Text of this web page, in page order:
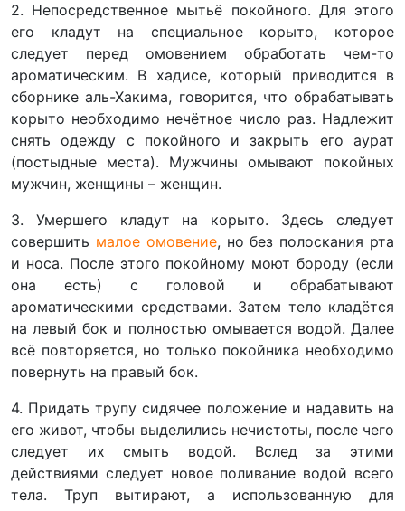
2. Непосредственное мытьё покойного. Для этого
его кладут на специальное корыто, которое
следует перед омовением обработать чем-то
ароматическим. В хадисе, который приводится в
сборнике аль-Хакима, говорится, что обрабатывать
корыто необходимо нечётное число раз. Надлежит
снять одежду с покойного и закрыть его аурат
(постыдные места). Мужчины омывают покойных
мужчин, женщины – женщин.
3. Умершего кладут на корыто. Здесь следует
совершить малое омовение, но без полоскания рта
и носа. После этого покойному моют бороду (если
она есть) с головой и обрабатывают
ароматическими средствами. Затем тело кладётся
на левый бок и полностью омывается водой. Далее
всё повторяется, но только покойника необходимо
повернуть на правый бок.
4. Придать трупу сидячее положение и надавить на
его живот, чтобы выделились нечистоты, после чего
следует их смыть водой. Вслед за этими
действиями следует новое поливание водой всего
тела. Труп вытирают, а использованную для